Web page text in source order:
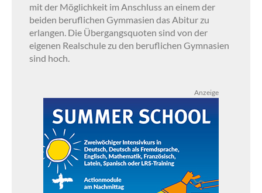
mit der Möglichkeit im Anschluss an einem der
beiden beruflichen Gymmasien das Abitur zu
erlangen. Die Übergangsquoten sind von der
eigenen Realschule zu den beruflichen Gymnasien
sind hoch.
Anzeige